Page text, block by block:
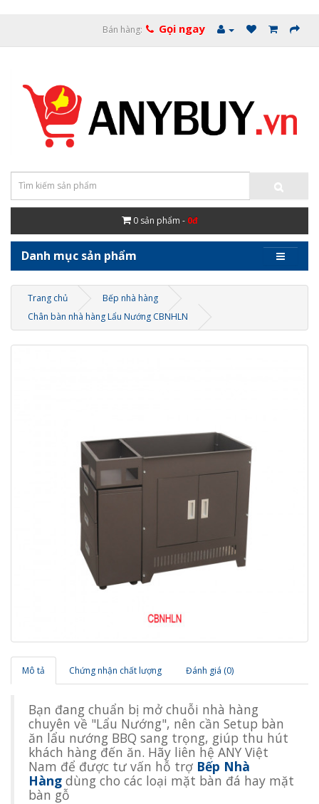
Bán hàng: Gọi ngay
0 sản phẩm - 0đ
Danh mục sản phẩm
Trang chủ
Bếp nhà hàng
Chân bàn nhà hàng Lẩu Nướng CBNHLN
Mô tả Chứng nhận chất lượng Đánh giá (0)
Bạn đang chuẩn bị mở chuỗi nhà hàng
chuyên về "Lẩu Nướng", nên cần Setup bàn
ăn lẩu nướng BBQ sang trọng, giúp thu hút
khách hàng đến ăn. Hãy liên hệ ANY Việt
Nam để được tư vấn hỗ trợ Bếp Nhà
Hàng dùng cho các loại mặt bàn đá hay mặt
bàn gỗ